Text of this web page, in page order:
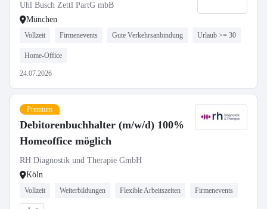
Uhl Busch Zettl PartG mbB
München
Vollzeit Firmenevents Gute Verkehrsanbindung Urlaub >= 30
Home-Office
24.07.2026
Premium
Debitorenbuchhalter (m/w/d) 100%
Homeoffice möglich
RH Diagnostik und Therapie GmbH
Köln
Vollzeit Weiterbildungen Flexible Arbeitszeiten Firmenevents